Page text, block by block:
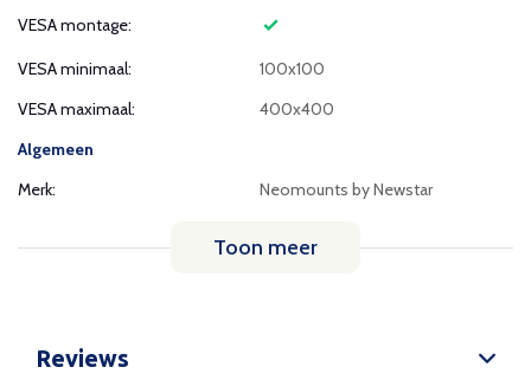
VESA montage:
VESA minimaal:
100x100
VESA maximaal:
400x400
Algemeen
Merk:
Neomounts by Newstar
Toon meer
Reviews